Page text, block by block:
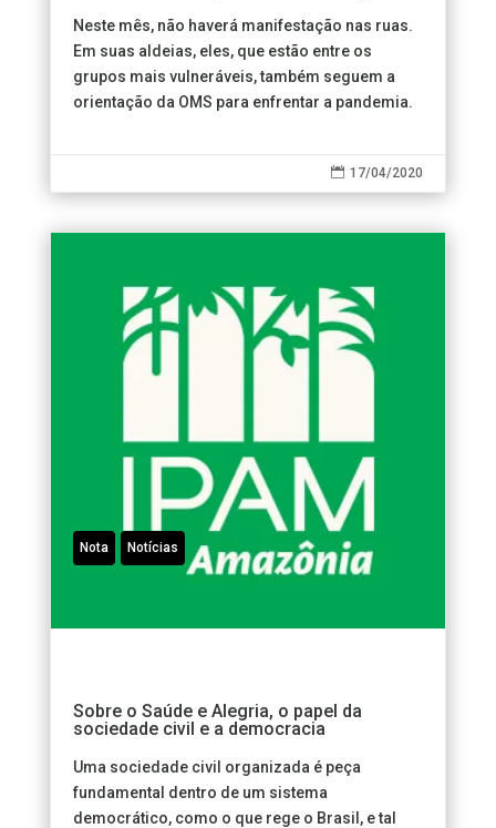
Neste mês, não haverá manifestação nas ruas.
Em suas aldeias, eles, que estão entre os
grupos mais vulneráveis, também seguem a
orientação da OMS para enfrentar a pandemia.
 17/04/2020
Nota Notícias
Sobre o Saúde e Alegria, o papel da
sociedade civil e a democracia
Uma sociedade civil organizada é peça
fundamental dentro de um sistema
democrático, como o que rege o Brasil, e tal